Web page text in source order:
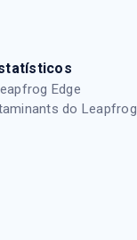
Edge
do Leapfrog